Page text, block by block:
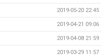
2019-05-20 22:45
2019-04-21 09:06
2019-04-08 21:59
2019-03-29 11:57